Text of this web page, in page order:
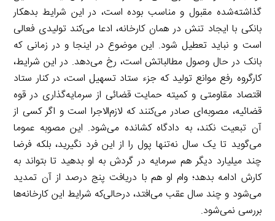
گذاشته‌شده مقبول و مناسب بوده است، در این شرایط بدهکار
بانکی با ایجاد تنش در همان کارخانه، ادعا می‌کند تولیدی فعالی
است و نباید تعطیل شود. این موضوع در اینجا و در زمانی که
بانک در حال وصول مطالباتش است، رخ می‌دهد. در این شرایط،
کارگروه رفع موانع تولید که جزء ستاد تسهیل است، در کنار ستاد
اقتصاد مقاومتی و کمیته حمایت قضائی از سرمایه‌گذاری در قوه
قضائیه، مصوبه‌ای صادر می‌کنند که لازم‌الاجرا است و اگر کسی از
آن تبعیت نکند، به دادگاه کشانده می‌شود. این مصوبه عموما
می‌گوید تا یک سال نه‌تنها پول را از این فرد نگیرید، بلکه فرضا
چند میلیارد دیگر هم سرمایه در گردش به او بدهید تا بتواند به
کارش ادامه بدهد؛ وام او هم با دریافت پنج درصد از آن تمدید
می‌شود و چند سال عقب می‌افتد، در‌حالی‌که شرایط این کارخانه‌ها
بررسی نمی‌شود.